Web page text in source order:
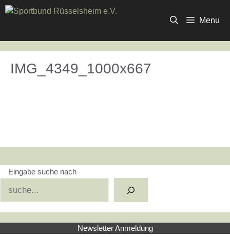
Zum
Inhalt
Menu
IMG_4349_1000x667
Eingabe suche nach
Newsletter Anmeldung